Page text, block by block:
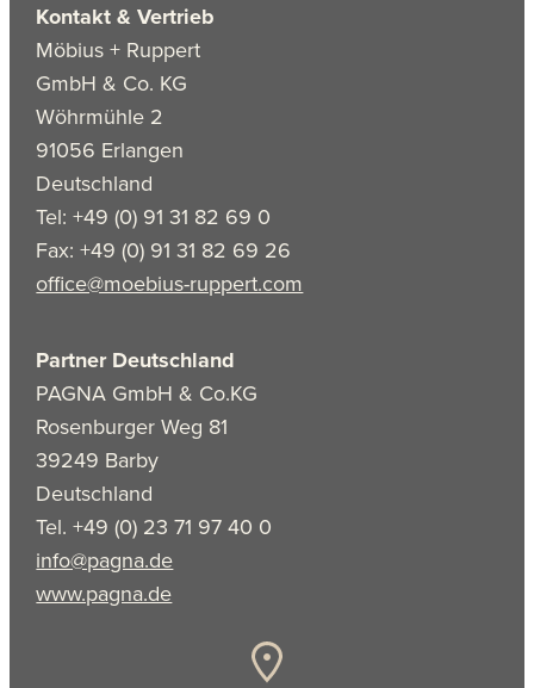
Kontakt & Vertrieb
Möbius + Ruppert
GmbH & Co. KG
Wöhrmühle 2
91056 Erlangen
Deutschland
Tel: +49 (0) 91 31 82 69 0
Fax: +49 (0) 91 31 82 69 26
office@moebius-ruppert.com
Partner Deutschland
PAGNA GmbH & Co.KG
Rosenburger Weg 81
39249 Barby
Deutschland
Tel. +49 (0) 23 71 97 40 0
info@pagna.de
www.pagna.de